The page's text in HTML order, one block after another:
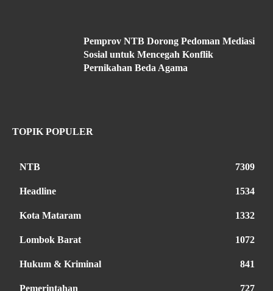
Pemprov NTB Dorong Pedoman Mediasi
Sosial untuk Mencegah Konflik
Pernikahan Beda Agama
TOPIK POPULER
NTB 7309
Headline 1534
Kota Mataram 1332
Lombok Barat 1072
Hukum & Kriminal 841
Pemerintahan 727